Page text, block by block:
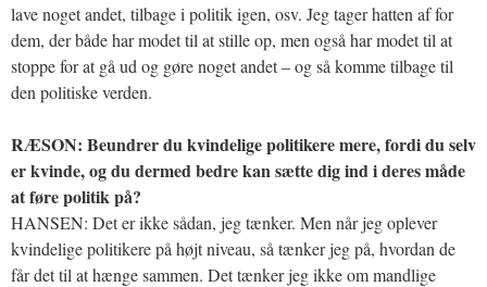
lave noget andet, tilbage i politik igen, osv. Jeg tager hatten af for
dem, der både har modet til at stille op, men også har modet til at
stoppe for at gå ud og gøre noget andet – og så komme tilbage til
den politiske verden.
RÆSON: Beundrer du kvindelige politikere mere, fordi du selv
er kvinde, og du dermed bedre kan sætte dig ind i deres måde
at føre politik på?
HANSEN: Det er ikke sådan, jeg tænker. Men når jeg oplever
kvindelige politikere på højt niveau, så tænker jeg på, hvordan de
får det til at hænge sammen. Det tænker jeg ikke om mandlige